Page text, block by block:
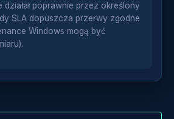
działał poprawnie przez określony
SLA dopuszcza przerwy zgodne
Windows mogą być